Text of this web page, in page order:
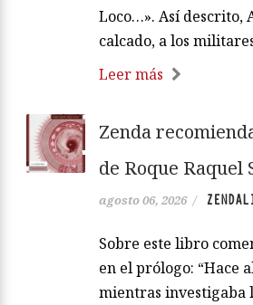
Loco…». Así descrito,
calcado, a los
Leer más
Zenda
de Roque Raquel
agosto 06, 2026 /
Sobre este libro
en el prólogo: “Hace
mientras investigaba